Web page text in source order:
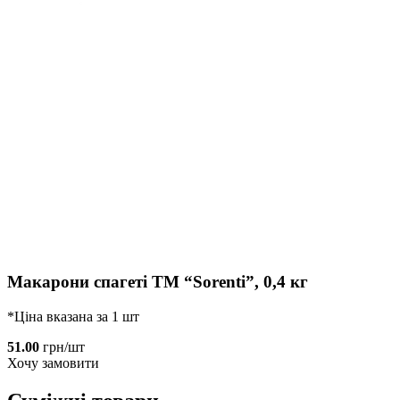
Макарони спагеті ТМ “Sorenti”, 0,4 кг
*Ціна вказана за 1 шт
51.00 грн/шт
Хочу замовити